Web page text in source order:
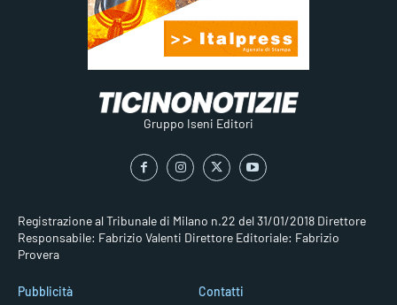
Gruppo Iseni Editori
Registrazione al Tribunale di Milano n.22 del 31/01/2018 Direttore
Responsabile: Fabrizio Valenti Direttore Editoriale: Fabrizio
Provera
Pubblicità Contatti